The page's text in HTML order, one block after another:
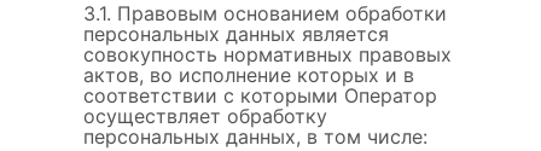
3.1. Правовым основанием обработки
персональных данных является
совокупность нормативных правовых
актов, во исполнение которых и в
соответствии с которыми Оператор
осуществляет обработку
персональных данных, в том числе: